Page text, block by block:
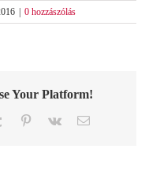
| 0 hozzászólás
Your Platform!
Tumblr Pinterest
Vk Email: